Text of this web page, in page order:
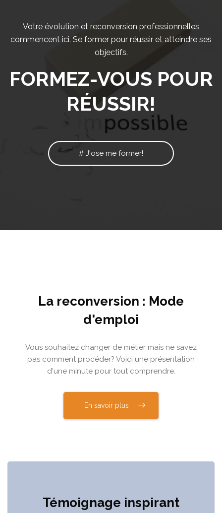
Votre évolution et reconversion professionnelles
commencent ici. Se former pour réussir et atteindre ses
objectifs.
FORMEZ-VOUS POUR
RÉUSSIR!
# J'ose me former!
La reconversion : Mode
d'emploi
Vous souhaitez changer de métier mais ne savez
pas comment procéder? Voici une présentation
d'une minute pour tout comprendre.
En savoir plus
Témoignage inspirant